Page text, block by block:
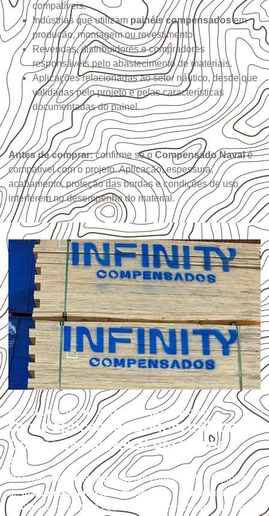
compatíveis.
Indústrias que utilizam painéis compensadosem
produção, montagem ou revestimento.
Revendas, distribuidores e compradores
responsáveis pelo abastecimento de materiais.
Aplicações relacionadas ao setor náutico, desde que
validadas pelo projeto e pelas características
documentadas do painel.
Antes de comprar:confirme se o Compensado Navalé
compatível com o projeto. Aplicação, espessura,
acabamento, proteção das bordas e condições de uso
interferem no desempenho do material.
ESCOLHA CONFORME A APLICAÇÃO
Quais aplicações podem utilizar
Compensado Naval em Uchoa –
SP?
OCompensado Navalpode ser considerado em projetos
demarcenaria, indústria, transporte e revestimento
sujeitos à umidade. A escolha deve considerar a aplicação,